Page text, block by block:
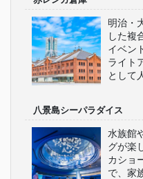
明治・
した複
イベン
ライト
として
八景島シーパラダイス
水族館
グが楽
カショ
で、家